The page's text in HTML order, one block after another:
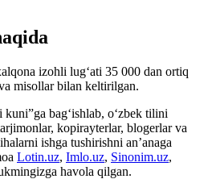
izohli lug‘ati 35 000 dan ortiq
misollar bilan keltirilgan.
bag‘ishlab, o‘zbek tilini
kopirayterlar, blogerlar va
ishga tushirishni an’anaga
Lotin.uz, Imlo.uz, Sinonim.uz,
havola qilgan.